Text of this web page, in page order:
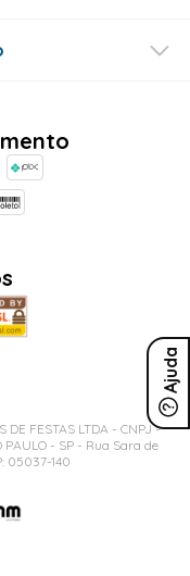
Ajuda
DE FESTAS LTDA - CNPJ -
- SP - Rua Sara de
05037-140